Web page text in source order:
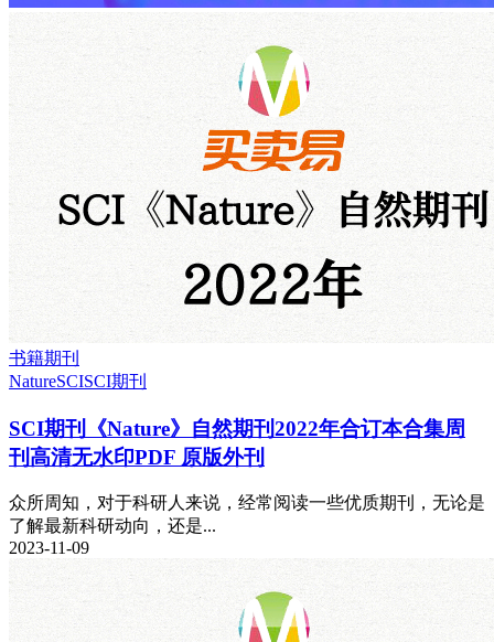
书籍期刊
NatureSCISCI期刊
SCI期刊《Nature》自然期刊2022年合订本合集周
刊高清无水印PDF 原版外刊
众所周知，对于科研人来说，经常阅读一些优质期刊，无论是
了解最新科研动向，还是...
2023-11-09